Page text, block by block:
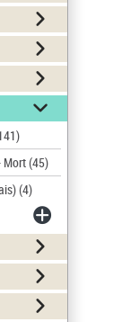
Mort(45)
(4)